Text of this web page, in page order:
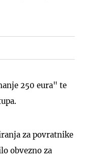
250 eura" te
za povratnike
obvezno za